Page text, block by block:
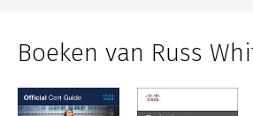
Boeken van Russ